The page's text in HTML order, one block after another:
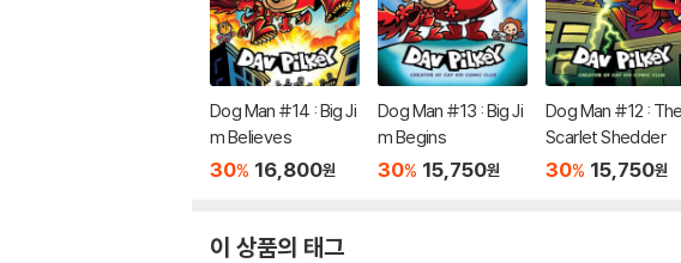
Dog Man #14 : Big Ji
m Believes
30% 16,800원
Dog Man #13 : Big Ji
m Begins
30% 15,750원
Dog Man #12 : The
Scarlet Shedder
30% 15,750원
이 상품의 태그